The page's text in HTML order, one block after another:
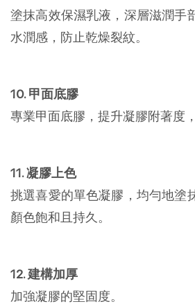
塗抹高效保濕乳液，深層滋潤手
水潤感，防止乾燥裂紋。
10. 甲面底膠
專業甲面底膠，提升凝膠附著度
11. 凝膠上色
挑選喜愛的單色凝膠，均勻地塗
顏色飽和且持久。
12. 建構加厚
加強凝膠的堅固度。